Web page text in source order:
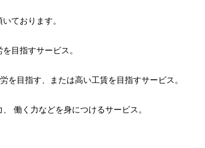
ております。
目指すサービス。
目指す、または高い工賃を目指すサービス。
働く力などを身につけるサービス。